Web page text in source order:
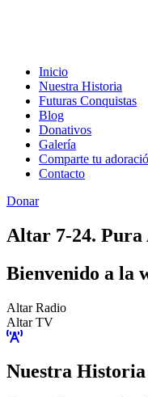
Inicio
Nuestra Historia
Futuras Conquistas
Blog
Donativos
Galería
Comparte tu
Contacto
Donar
Altar 7-24. Pura
Bienvenido a la
Altar Radio
Altar TV
Nuestra Historia